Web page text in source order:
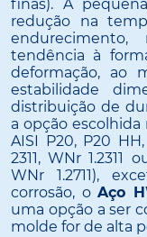
finas). A
redução na
tendência à
deformação, ao
estabilidade
distribuição de
a opção escolhida
AISI P20, P20 HH,
2311, WNr 1.2311
WNr 1.2711),
corrosão, oAço
uma opção a ser
molde for de alta